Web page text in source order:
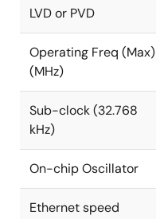
LVD or PVD
Operating Freq (Max)
(MHz)
Sub-clock (32.768
kHz)
On-chip Oscillator
Ethernet speed